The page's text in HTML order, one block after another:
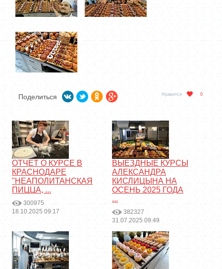
Поделиться Нравится 0
ОТЧЕТ О КУРСЕ В
КРАСНОДАРЕ
"НЕАПОЛИТАНСКАЯ
ПИЦЦА, ...
300975
18.10.2025 09:17
ВЫЕЗДНЫЕ КУРСЫ
АЛЕКСАНДРА
КИСЛИЦЫНА НА
ОСЕНЬ 2025 ГОДА
...
382327
31.07.2025 09:49